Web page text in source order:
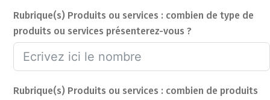
Rubrique(s) Produits ou services : combien de type de
produits ou services présenterez-vous ?
Rubrique(s) Produits ou services : combien de produits